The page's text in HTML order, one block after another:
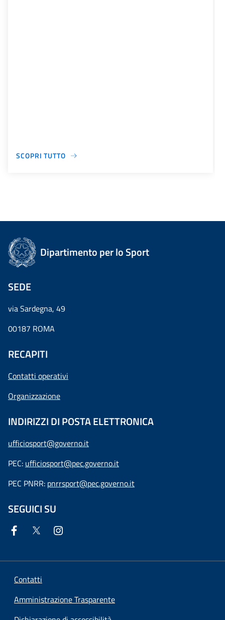
SCOPRI TUTTO
Dipartimento per lo Sport
SEDE
via Sardegna, 49
00187 ROMA
RECAPITI
Contatti operativi
Organizzazione
INDIRIZZI DI POSTA ELETTRONICA
ufficiosport@governo.it
PEC: ufficiosport@pec.governo.it
PEC PNRR: pnrrsport@pec.governo.it
SEGUICI SU
Contatti
Amministrazione Trasparente